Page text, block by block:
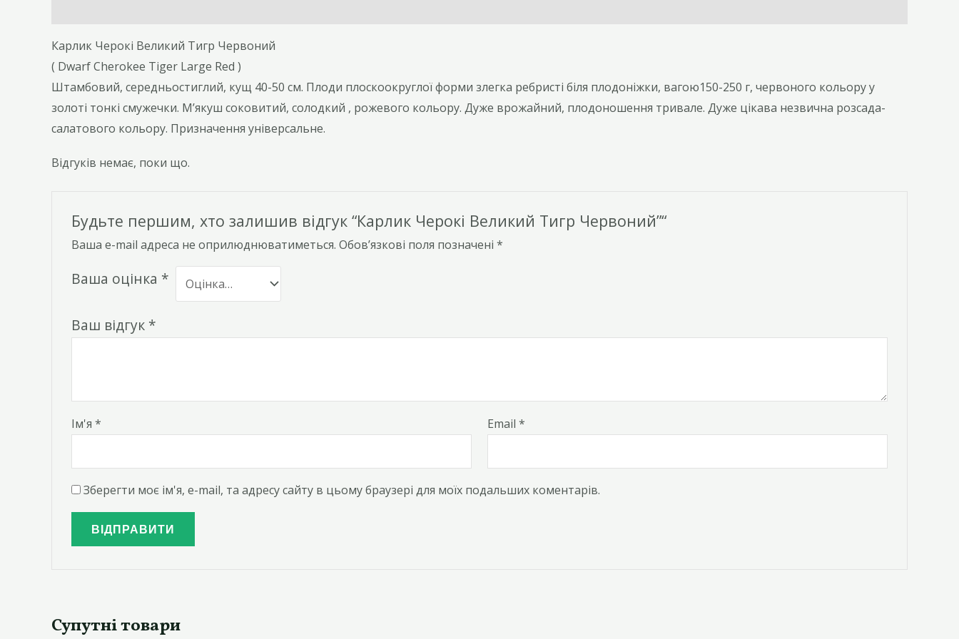
Карлик Черокі Великий Тигр Червоний
( Dwarf Cherokee Tiger Large Red )
Штамбовий, середньостиглий, кущ 40-50 см. Плоди плоскоокруглої форми злегка ребристі біля плодоніжки, вагою150-250 г, червоного кольору у
золоті тонкі смужечки. Мʼякуш соковитий, солодкий , рожевого кольору. Дуже врожайний, плодоношення тривале. Дуже цікава незвична розсада-
салатового кольору. Призначення універсальне.
Відгуків немає, поки що.
Будьте першим, хто залишив відгук “Карлик Черокі Великий Тигр Червоний”“
Ваша e-mail адреса не оприлюднюватиметься. Обов’язкові поля позначені *
Ваша оцінка *
Ваш відгук *
Ім'я * Email*
Зберегти моє ім'я, e-mail, та адресу сайту в цьому браузері для моїх подальших коментарів.
Супутні товари